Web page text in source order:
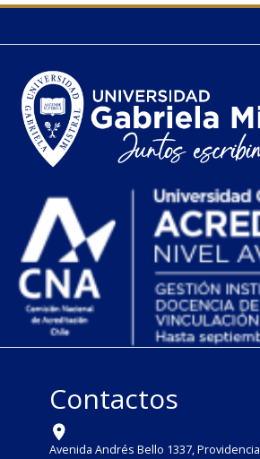
Contactos
Avenida Andrés Bello 1337,